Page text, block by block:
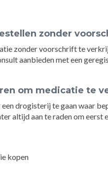
zonder
zonder voorschrift te
aanbieden met een
om medicatie te
een drogisterij te gaan waar
altijd aan te raden om eerst